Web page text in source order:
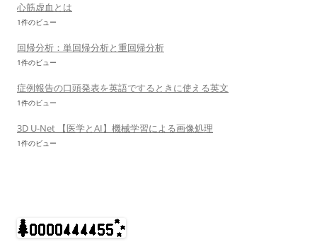
心筋虚血とは
1件のビュー
回帰分析：単回帰分析と重回帰分析
1件のビュー
症例報告の口頭発表を英語でするときに使える英文
1件のビュー
3D U-Net 【医学とAI】機械学習による画像処理
1件のビュー